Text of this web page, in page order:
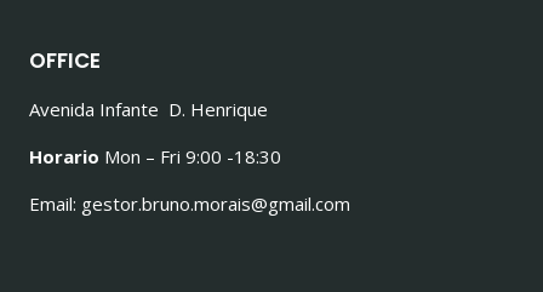
OFFICE
Avenida Infante D. Henrique
Horario Mon – Fri 9:00 -18:30
Email: gestor.bruno.morais@gmail.com